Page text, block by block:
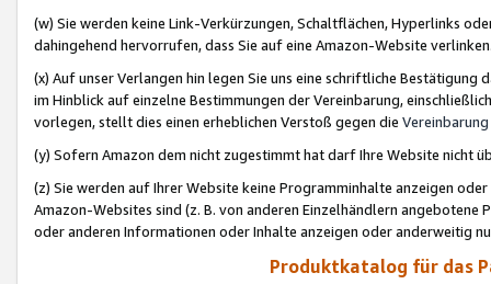
(w) Sie werden keine Link-Verkürzungen, Schaltflächen, Hyperlinks
dahingehend hervorrufen, dass Sie auf eine Amazon-Website
(x) Auf unser Verlangen hin legen Sie uns eine schriftliche
im Hinblick auf einzelne Bestimmungen der Vereinbarung,
vorlegen, stellt dies einen erheblichen Verstoß gegen die Vereinbarung
(y) Sofern Amazon dem nicht zugestimmt hat darf Ihre Website nicht
(z) Sie werden auf Ihrer Website keine Programminhalte anzeigen
Amazon-Websites sind (z. B. von anderen Einzelhändlern
oder anderen Informationen oder Inhalte anzeigen oder anderweitig
Produktkatalog für das